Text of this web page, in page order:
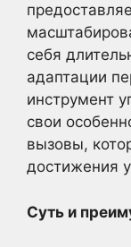
себя
адаптации
инструмент
свои
вызовы,
достижения
Суть и